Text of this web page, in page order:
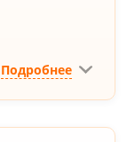
Подробнее